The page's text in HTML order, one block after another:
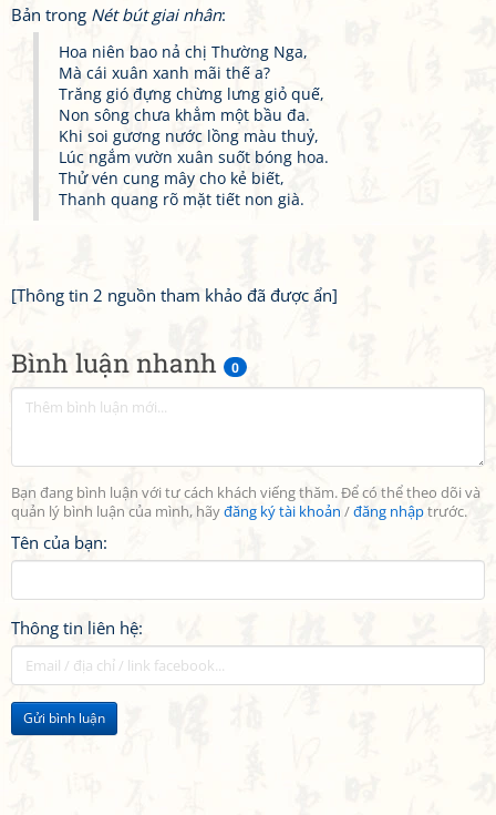
Bình luận nhanh 0
Bạn đang bình luận với tư cách khách viếng thăm. Để có thể theo dõi và
quản lý bình luận của mình, hãyđăng ký tài khoản /đăng nhậptrước.
Tên của bạn:
Thông tin liên hệ:
Gửi bình luận
Bản trong Nét bút giai nhân:
Hoa niên bao nả chị Thường Nga,
Mà cái xuân xanh mãi thế a?
Trăng gió đựng chừng lưng giỏ quế,
Non sông chưa khẳm một bầu đa.
Khi soi gương nước lồng màu thuỷ,
Lúc ngắm vườn xuân suốt bóng hoa.
Thử vén cung mây cho kẻ biết,
Thanh quang rõ mặt tiết non già.
[Thông tin 2 nguồn tham khảo đã được ẩn]